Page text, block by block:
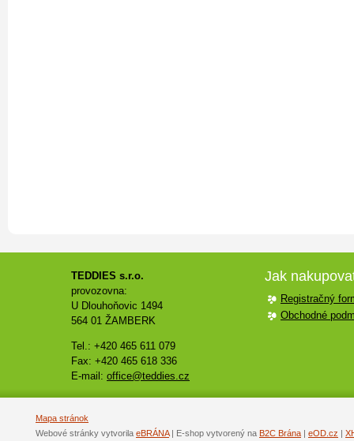
TEDDIES s.r.o.
provozovna:
U Dlouhoňovic 1494
564 01 ŽAMBERK
Tel.: +420 465 611 079
Fax: +420 465 618 336
E-mail: office@teddies.cz
Jak
Registračný
Obchodné
Mapa stránok
Webové stránky vytvorila eBRÁNA| E-shop vytvorený na B2C Brána | eOD.cz |